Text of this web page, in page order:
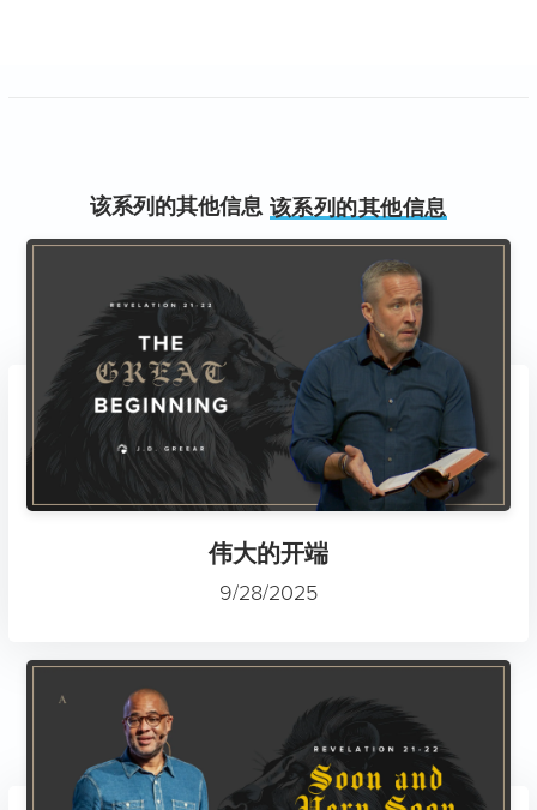
该系列的其他信息该系列的其他信息
伟大的开端
9/28/2025